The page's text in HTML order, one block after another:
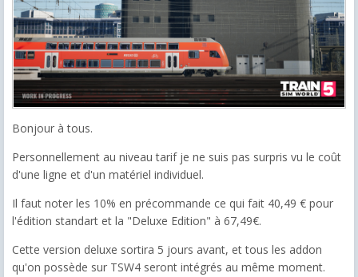
Bonjour à tous.
Personnellement au niveau tarif je ne suis pas surpris vu le coût
d'une ligne et d'un matériel individuel.
Il faut noter les 10% en précommande ce qui fait 40,49 € pour
l'édition standart et la "Deluxe Edition" à 67,49€.
Cette version deluxe sortira 5 jours avant, et tous les addon
qu'on possède sur TSW4 seront intégrés au même moment.